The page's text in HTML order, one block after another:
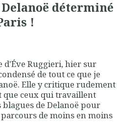
déterminé
!
d'Éve Ruggieri, hier sur
de tout ce que je
Elle y critique rudement
que ceux qui travaillent
de Delanoë pour
de moins en moins